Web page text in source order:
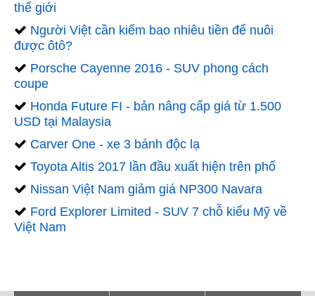
thế giới
Người Việt cần kiếm bao nhiêu tiền để nuôi
được ôtô?
Porsche Cayenne 2016 - SUV phong cách
coupe
Honda Future FI - bản nâng cấp giá từ 1.500
USD tại Malaysia
Carver One - xe 3 bánh độc lạ
Toyota Altis 2017 lần đầu xuất hiện trên phố
Nissan Việt Nam giảm giá NP300 Navara
Ford Explorer Limited - SUV 7 chỗ kiểu Mỹ về
Việt Nam